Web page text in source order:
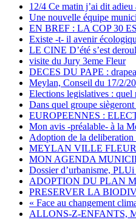
12/4 Ce matin j’ai dit adieu
Une nouvelle équipe
EN BREF : LA COP 30
Existe -t- il avenir
LE CINE D’été s’est
visite du Jury 3eme Fleur
DECES DU PAPE :
Meylan, Conseil du 17/2/
Elections legislatives : quel
Dans quel groupe
EUROPEENNES :
Mon avis -préalable- à la
Adoption de la
MEYLAN VILLE
MON AGENDA
Dossier d’urbanisme,
ADOPTION DU PLAN
PRESERVER LA
« Face au changement
ALLONS-Z-ENFANTS,